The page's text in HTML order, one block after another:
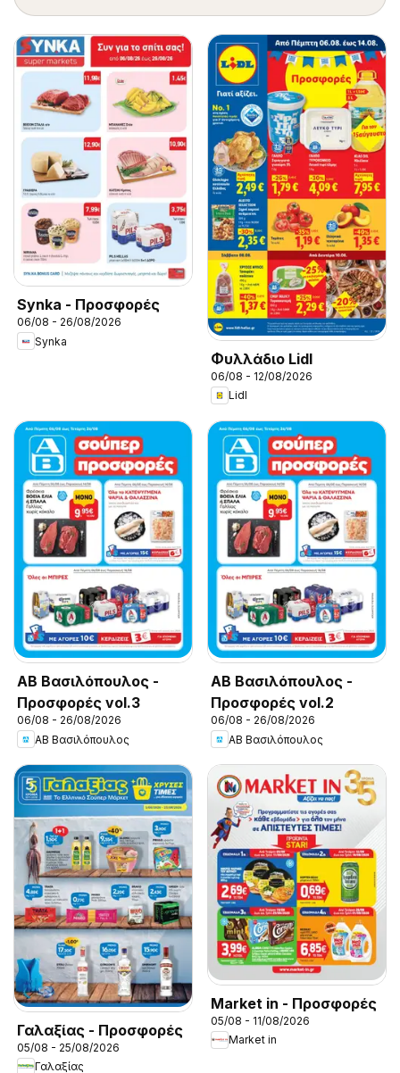
Synka - Προσφορές
06/08 - 26/08/2026
Synka
Φυλλάδιο Lidl
06/08 - 12/08/2026
Lidl
ΑΒ Βασιλόπουλος -
Προσφορές vol.3
06/08 - 26/08/2026
ΑΒ Βασιλόπουλος
ΑΒ Βασιλόπουλος -
Προσφορές vol.2
06/08 - 26/08/2026
ΑΒ Βασιλόπουλος
Γαλαξίας - Προσφορές
05/08 - 25/08/2026
Γαλαξίας
Market in - Προσφορές
05/08 - 11/08/2026
Market in